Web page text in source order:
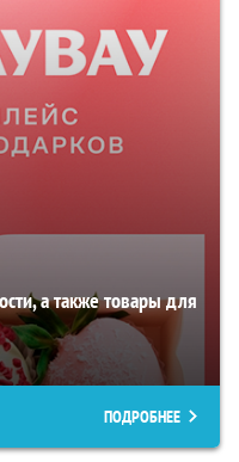
а также товары для
ПОДРОБНЕЕ